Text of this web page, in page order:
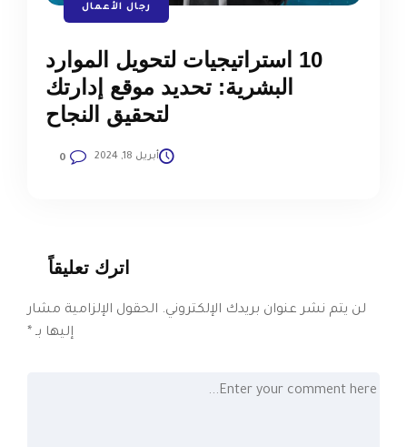
رجال الأعمال
10 استراتيجيات لتحويل الموارد
البشرية: تحديد موقع إدارتك
لتحقيق النجاح
أبريل 18, 2024 0
اترك تعليقاً
لن يتم نشر عنوان بريدك الإلكتروني. الحقول الإلزامية مشار
إليها بـ *